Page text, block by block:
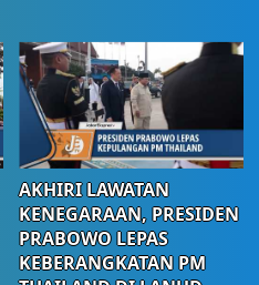
AKHIRI LAWATAN
KENEGARAAN, PRESIDEN
PRABOWO LEPAS
KEBERANGKATAN PM